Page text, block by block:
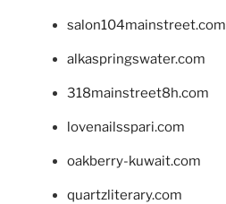
salon104mainstreet.com
alkaspringswater.com
318mainstreet8h.com
lovenailsspari.com
oakberry-kuwait.com
quartzliterary.com